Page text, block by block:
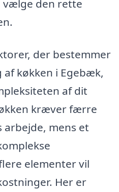
vælge den rette
der bestemmer
køkken i Egebæk,
af dit
kræver færre
mens et
elementer vil
Her er